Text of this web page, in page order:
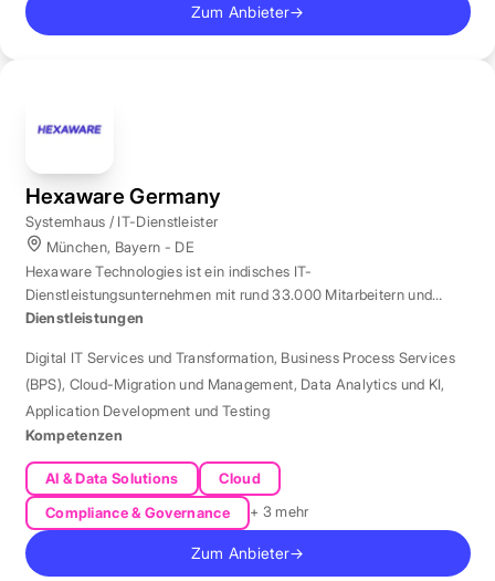
Zum Anbieter→
Hexaware Germany
Systemhaus / IT-Dienstleister
München, Bayern - DE
Hexaware Technologies ist ein indisches IT-
Dienstleistungsunternehmen mit rund 33.000 Mitarbeitern und
Standort München für Automatisierung und KI.
Dienstleistungen
Digital IT Services und Transformation, Business Process Services
(BPS), Cloud-Migration und Management, Data Analytics und KI,
Application Development und Testing
Kompetenzen
AI & Data Solutions
Cloud
Compliance & Governance
+ 3 mehr
Zum Anbieter→